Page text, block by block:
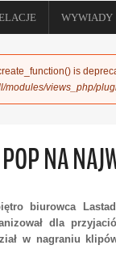
WYWIADY
is
modules/views_php/
NA
biurowca
dla
w nagraniu